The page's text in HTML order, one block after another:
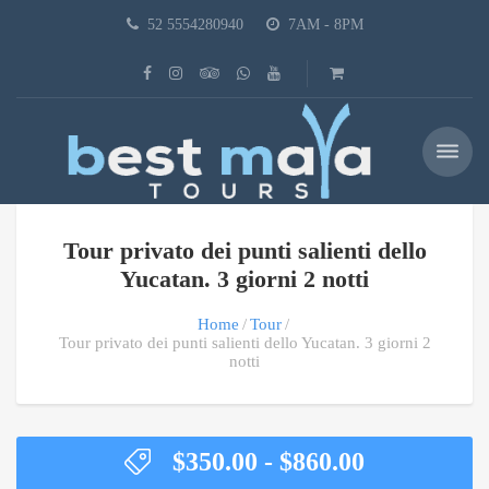
52 5554280940 7AM - 8PM
Tour privato dei punti salienti dello
Yucatan. 3 giorni 2 notti
Home
Tour
Tour privato dei punti salienti dello Yucatan. 3 giorni 2
notti
$350.00 - $860.00